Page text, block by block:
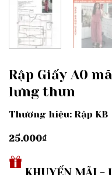
Rập Giấy A0
lưng thun
Thương hiệu: Rập KB
25.000₫
KHUYẾN MÃI -